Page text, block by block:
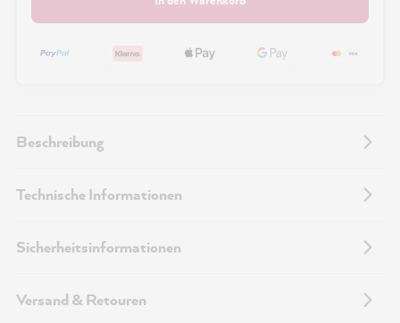
Beschreibung
Technische Informationen
Sicherheitsinformationen
Versand & Retouren